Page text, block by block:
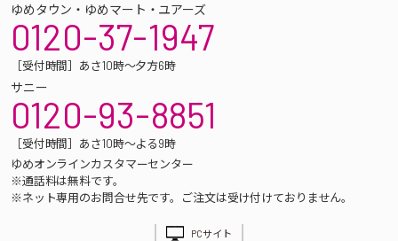
ゆめタウン・ゆめマート・ユアーズ
0120-37-1947
［受付時間］あさ10時～夕方6時
サニー
0120-93-8851
［受付時間］あさ10時～よる9時
ゆめオンラインカスタマーセンター
※通話料は無料です。
※ネット専用のお問合せ先です。ご注文は受け付けておりません。
PCサイト